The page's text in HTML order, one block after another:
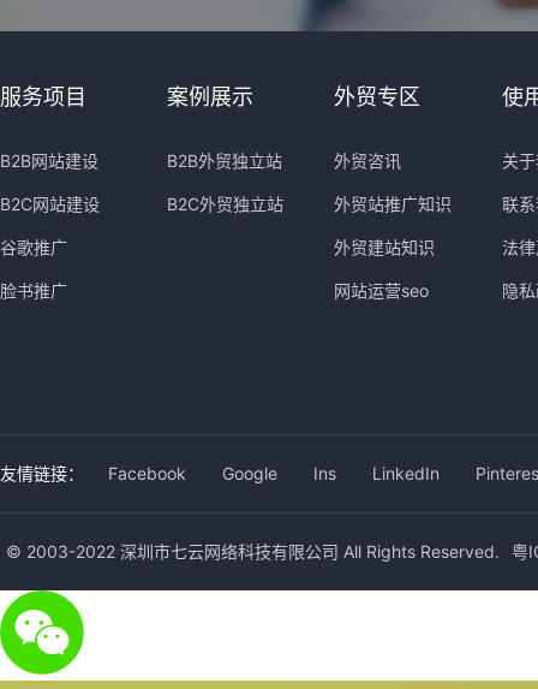
服务项目
B2B网站建设
B2C网站建设
谷歌推广
脸书推广
案例展示
B2B外贸独立站
B2C外贸独立站
外贸专区
外贸咨讯
外贸站推广知识
外贸建站知识
网站运营seo
使
关
联
法
隐
友情链接： Facebook Google Ins LinkedIn
© 2003-2022 深圳市七云网络科技有限公司 All Rights Reserved. 粤